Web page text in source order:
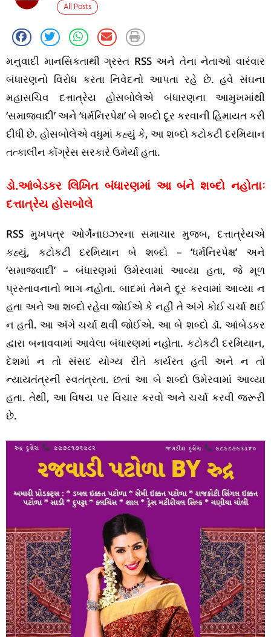
All Posts
મનુવાદી માનસિકતાથી ગ્રસ્ત RSS અને તેના નેતાઓ વારંવાર
બંધારણનો વિરોધ કરતા નિવેદનો આપતા રહે છે. હવે સંઘના
મહાસચિવ દત્તાત્રેય હોસબોલેએ બંધારણના આમુખમાંથી
‘સમાજવાદી’ અને ‘ધર્મનિરપેક્ષ’ બે શબ્દો દૂર કરવાની હિમાયત કરી
દીધી છે. હોસબોલેએ વધુમાં કહ્યું કે, આ શબ્દો કટોકટી દરમિયાન
તત્કાલીન કોંગ્રેસ સરકારે ઉમેર્યા હતા.
ડો.આંબેડકર લિખિત બંધારણમાં આ બંને શબ્દો નહોતાઃ
દત્તાત્રેય હોસબોલે
RSS મુખપત્ર ઓર્ગેનાઇઝરના સમાચાર મુજબ, દત્તાત્રેયએ
કહ્યું, કટોકટી દરમિયાન બે શબ્દો – ‘ધર્મનિરપેક્ષ’ અને
‘સમાજવાદી’ – બંધારણમાં ઉમેરવામાં આવ્યા હતા, જે મૂળ
પ્રસ્તાવનાનો ભાગ નહોતા. બાદમાં તેમને દૂર કરવામાં આવ્યા ન
હતા અને આ શબ્દો રહેવા જોઈએ કે નહીં તે અંગે કોઈ ચર્ચા થઈ
ન હતી. આ અંગે ચર્ચા થવી જોઈએ. આ બે શબ્દો ડૉ. આંબેડકર
દ્વારા બનાવવામાં આવેલા બંધારણમાં નહોતા. કટોકટી દરમિયાન,
દેશમાં ન તો સંસદ યોગ્ય રીતે કાર્યરત હતી અને ન તો
ન્યાયતંત્રની સ્વતંત્રતા. છતાં આ બે શબ્દો ઉમેરવામાં આવ્યા
હતા. તેથી, આ વિષય પર વિચાર કરવો અને ચર્ચા કરવી જરૂરી
છે.